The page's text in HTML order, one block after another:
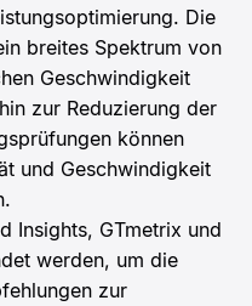
Die
breites Spektrum von
Geschwindigkeit
zur Reduzierung der
können
und Geschwindigkeit
Insights, GTmetrix und
werden, um die
zur